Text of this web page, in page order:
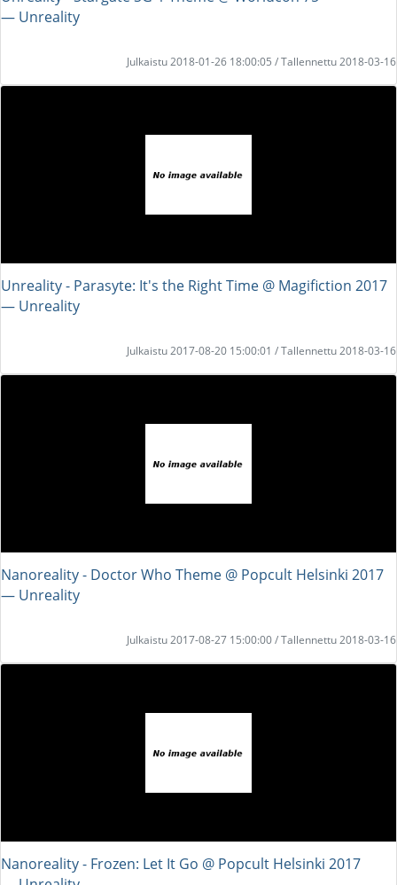
― Unreality
Julkaistu 2018-01-26 18:00:05 / Tallennettu 2018-03-16
Unreality - Parasyte: It's the Right Time @ Magifiction 2017
― Unreality
Julkaistu 2017-08-20 15:00:01 / Tallennettu 2018-03-16
Nanoreality - Doctor Who Theme @ Popcult Helsinki 2017
― Unreality
Julkaistu 2017-08-27 15:00:00 / Tallennettu 2018-03-16
Nanoreality - Frozen: Let It Go @ Popcult Helsinki 2017